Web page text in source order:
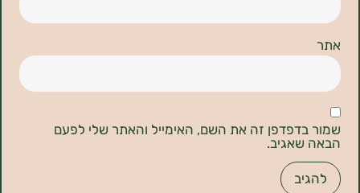
זה את השם, האימייל והאתר שלי לפעם